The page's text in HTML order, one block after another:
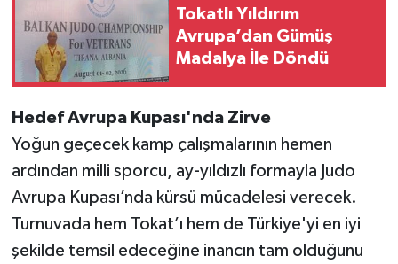
Tokatlı Yıldırım
Avrupa’dan Gümüş
Madalya İle Döndü
Hedef Avrupa Kupası'nda Zirve
Yoğun geçecek kamp çalışmalarının hemen
ardından milli sporcu, ay-yıldızlı formayla Judo
Avrupa Kupası’nda kürsü mücadelesi verecek.
Turnuvada hem Tokat’ı hem de Türkiye'yi en iyi
şekilde temsil edeceğine inancın tam olduğunu